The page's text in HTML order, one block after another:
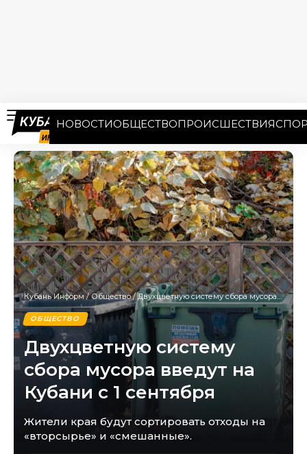
НОВОСТИОБЩЕСТВОПРОИСШЕСТВИЯ
Кубань Информ/Общество/Двухцветную систему сбора мусора введут на Кубани с 1 сентября
ОБЩЕСТВО
Двухцветную систему
сбора мусора введут на
Кубани с 1 сентября
Жители края будут сортировать отходы на
«вторсырье» и «смешанные».